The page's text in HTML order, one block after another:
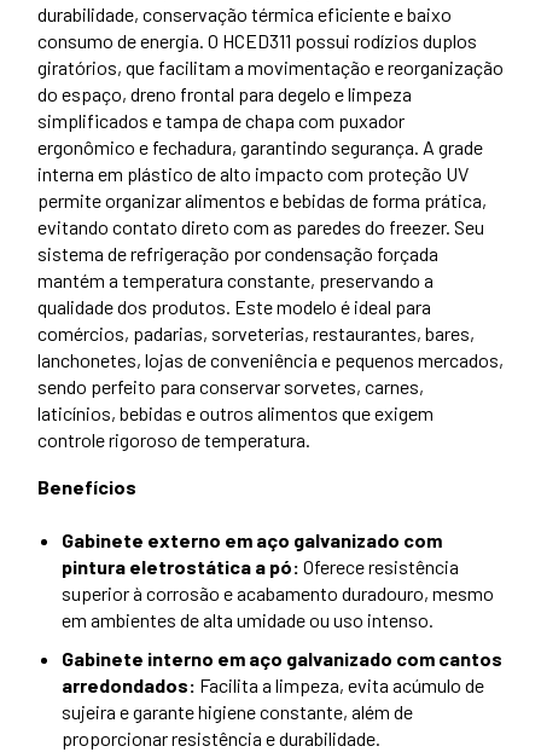
durabilidade, conservação térmica eficiente e baixo
consumo de energia. O HCED311 possui rodízios duplos
giratórios, que facilitam a movimentação e reorganização
do espaço, dreno frontal para degelo e limpeza
simplificados e tampa de chapa com puxador
ergonômico e fechadura, garantindo segurança. A grade
interna em plástico de alto impacto com proteção UV
permite organizar alimentos e bebidas de forma prática,
evitando contato direto com as paredes do freezer. Seu
sistema de refrigeração por condensação forçada
mantém a temperatura constante, preservando a
qualidade dos produtos. Este modelo é ideal para
comércios, padarias, sorveterias, restaurantes, bares,
lanchonetes, lojas de conveniência e pequenos mercados,
sendo perfeito para conservar sorvetes, carnes,
laticínios, bebidas e outros alimentos que exigem
controle rigoroso de temperatura.
Benefícios
Gabinete externo em aço galvanizado com
pintura eletrostática a pó: Oferece resistência
superior à corrosão e acabamento duradouro, mesmo
em ambientes de alta umidade ou uso intenso.
Gabinete interno em aço galvanizado com cantos
arredondados: Facilita a limpeza, evita acúmulo de
sujeira e garante higiene constante, além de
proporcionar resistência e durabilidade.